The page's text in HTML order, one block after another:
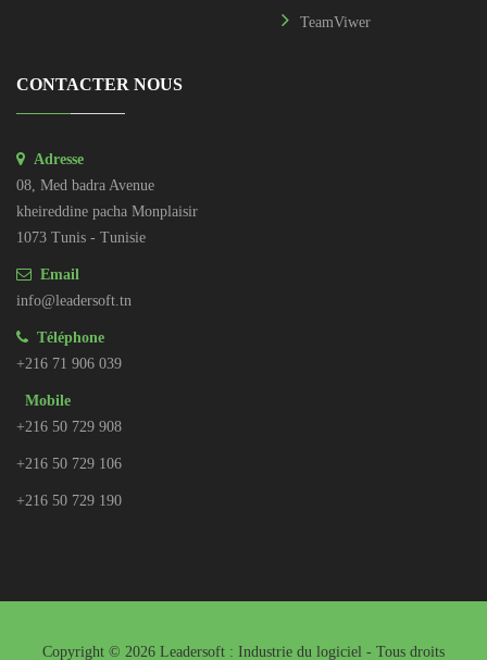
TeamViwer
CONTACTER NOUS
Adresse
08, Med badra Avenue
kheireddine pacha Monplaisir
1073 Tunis - Tunisie
Email
info@leadersoft.tn
Téléphone
+216 71 906 039
Mobile
+216 50 729 908
+216 50 729 106
+216 50 729 190
Copyright © 2026 Leadersoft : Industrie du logiciel - Tous droits